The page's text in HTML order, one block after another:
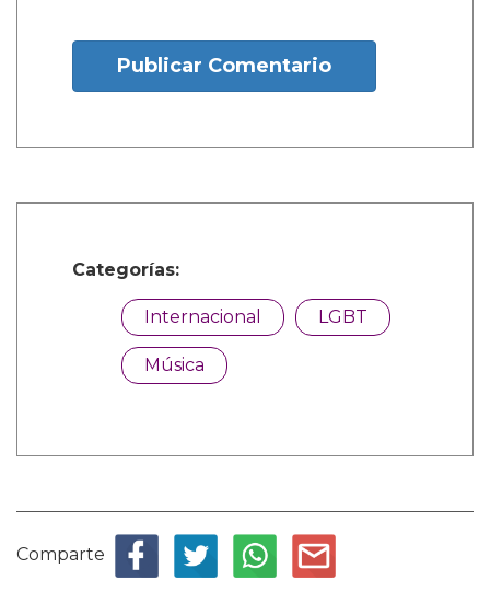
Publicar Comentario
Categorías:
Internacional LGBT
Música
Comparte